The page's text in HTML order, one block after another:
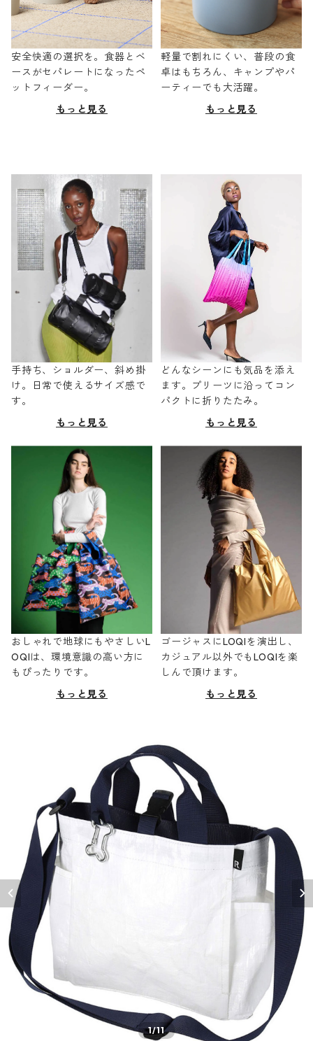
安全快適の選択を。食器とベ
ースがセパレートになったペ
ットフィーダー。
もっと見る
軽量で割れにくい、普段の食
卓はもちろん、キャンプやパ
ーティーでも大活躍。
もっと見る
手持ち、ショルダー、斜め掛
け。日常で使えるサイズ感で
す。
もっと見る
どんなシーンにも気品を添え
ます。プリーツに沿ってコン
パクトに折りたたみ。
もっと見る
おしゃれで地球にもやさしいL
OQIは、環境意識の高い方に
もぴったりです。
もっと見る
ゴージャスにLOQIを演出し、
カジュアル以外でもLOQIを楽
しんで頂けます。
もっと見る
1/11